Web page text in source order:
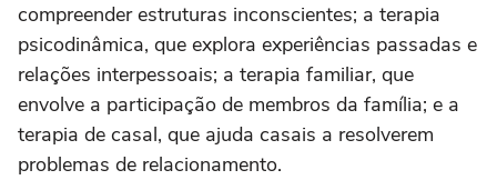
compreender estruturas inconscientes; a terapia
psicodinâmica, que explora experiências passadas e
relações interpessoais; a terapia familiar, que
envolve a participação de membros da família; e a
terapia de casal, que ajuda casais a resolverem
problemas de relacionamento.